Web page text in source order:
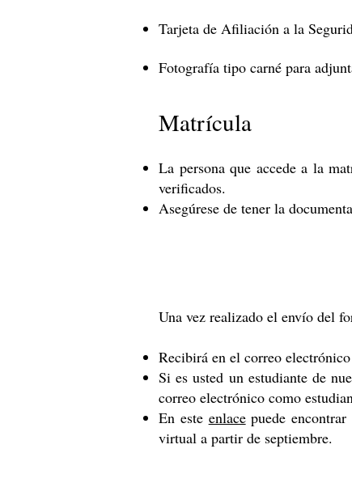
Tarjeta de Afiliación a la
Fotografía tipo carné para
Matrícula
La persona que accede a la
verificados.
Asegúrese de tener la
Una vez realizado el envío del
Recibirá en el correo
Si es usted un estudiante de
correo electrónico como
En este enlacepuede encontrar
virtual a partir de septiembre.